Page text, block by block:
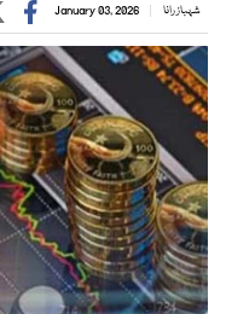
شہباز رانا January 03, 2026